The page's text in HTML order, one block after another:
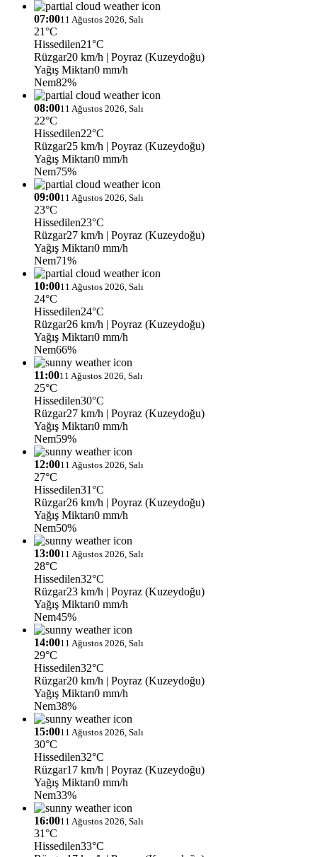
07:0011 Ağustos 2026, Salı
21°C
Hissedilen21°C
Rüzgar20 km/h | Poyraz (Kuzeydoğu)
Yağış Miktarı0 mm/h
Nem82%
08:0011 Ağustos 2026, Salı
22°C
Hissedilen22°C
Rüzgar25 km/h | Poyraz (Kuzeydoğu)
Yağış Miktarı0 mm/h
Nem75%
09:0011 Ağustos 2026, Salı
23°C
Hissedilen23°C
Rüzgar27 km/h | Poyraz (Kuzeydoğu)
Yağış Miktarı0 mm/h
Nem71%
10:0011 Ağustos 2026, Salı
24°C
Hissedilen24°C
Rüzgar26 km/h | Poyraz (Kuzeydoğu)
Yağış Miktarı0 mm/h
Nem66%
11:0011 Ağustos 2026, Salı
25°C
Hissedilen30°C
Rüzgar27 km/h | Poyraz (Kuzeydoğu)
Yağış Miktarı0 mm/h
Nem59%
12:0011 Ağustos 2026, Salı
27°C
Hissedilen31°C
Rüzgar26 km/h | Poyraz (Kuzeydoğu)
Yağış Miktarı0 mm/h
Nem50%
13:0011 Ağustos 2026, Salı
28°C
Hissedilen32°C
Rüzgar23 km/h | Poyraz (Kuzeydoğu)
Yağış Miktarı0 mm/h
Nem45%
14:0011 Ağustos 2026, Salı
29°C
Hissedilen32°C
Rüzgar20 km/h | Poyraz (Kuzeydoğu)
Yağış Miktarı0 mm/h
Nem38%
15:0011 Ağustos 2026, Salı
30°C
Hissedilen32°C
Rüzgar17 km/h | Poyraz (Kuzeydoğu)
Yağış Miktarı0 mm/h
Nem33%
16:0011 Ağustos 2026, Salı
31°C
Hissedilen33°C